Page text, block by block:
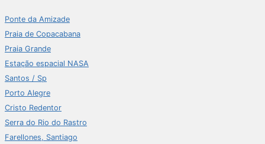
Ponte da Amizade
Praia de Copacabana
Praia Grande
Estação espacial NASA
Santos / Sp
Porto Alegre
Cristo Redentor
Serra do Rio do Rastro
Farellones, Santiago